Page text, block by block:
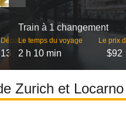
Départs
13
Train à 1 changement
Le temps du voyage
2 h 10 min
Le prix
$92
Zurich et Locarno